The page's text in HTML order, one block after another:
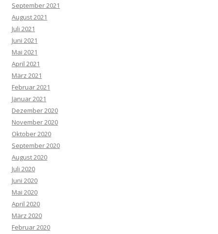
September 2021
August 2021
Juli 2021
Juni 2021
Mai 2021
April 2021
März 2021
Februar 2021
Januar 2021
Dezember 2020
November 2020
Oktober 2020
September 2020
August 2020
Juli 2020
Juni 2020
Mai 2020
April 2020
März 2020
Februar 2020